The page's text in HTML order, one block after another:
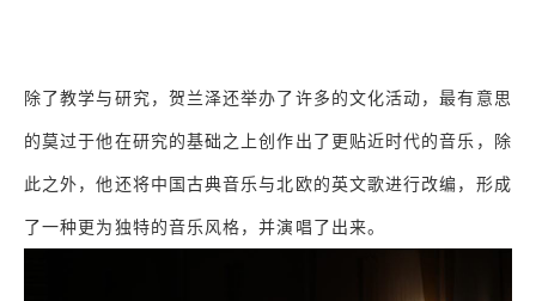
除了教学与研究，贺兰泽还举办了许多的文化活动，最有意思
的莫过于他在研究的基础之上创作出了更贴近时代的音乐，除
此之外，他还将中国古典音乐与北欧的英文歌进行改编，形成
了一种更为独特的音乐风格，并演唱了出来。